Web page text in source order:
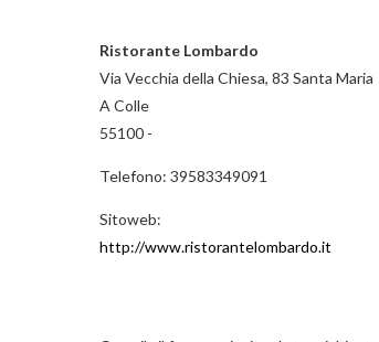
Ristorante Lombardo
Via Vecchia della Chiesa, 83 Santa Maria
A Colle
55100 -
Telefono: 39583349091
Sitoweb:
http://www.ristorantelombardo.it